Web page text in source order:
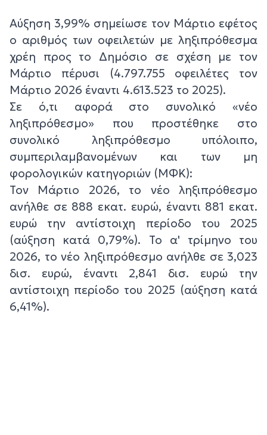
Αύξηση 3,99% σημείωσε τον Μάρτιο εφέτος
ο αριθμός των οφειλετών με ληξιπρόθεσμα
χρέη προς το Δημόσιο σε σχέση με τον
Μάρτιο πέρυσι (4.797.755 οφειλέτες τον
Μάρτιο 2026 έναντι 4.613.523 το 2025).
Σε ό,τι αφορά στο συνολικό «νέο
ληξιπρόθεσμο» που προστέθηκε στο
συνολικό ληξιπρόθεσμο υπόλοιπο,
συμπεριλαμβανομένων και των μη
φορολογικών κατηγοριών (ΜΦΚ):
Τον Μάρτιο 2026, το νέο ληξιπρόθεσμο
ανήλθε σε 888 εκατ. ευρώ, έναντι 881 εκατ.
ευρώ την αντίστοιχη περίοδο του 2025
(αύξηση κατά 0,79%). Το α' τρίμηνο του
2026, το νέο ληξιπρόθεσμο ανήλθε σε 3,023
δισ. ευρώ, έναντι 2,841 δισ. ευρώ την
αντίστοιχη περίοδο του 2025 (αύξηση κατά
6,41%).